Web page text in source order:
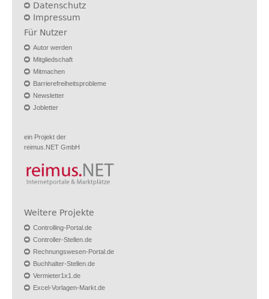
Datenschutz
Impressum
Für Nutzer
Autor werden
Mitgliedschaft
Mitmachen
Barrierefreiheitsprobleme
Newsletter
Jobletter
ein Projekt der
reimus.NET GmbH
Weitere Projekte
Controlling-Portal.de
Controller-Stellen.de
Rechnungswesen-Portal.de
Buchhalter-Stellen.de
Vermieter1x1.de
Excel-Vorlagen-Markt.de